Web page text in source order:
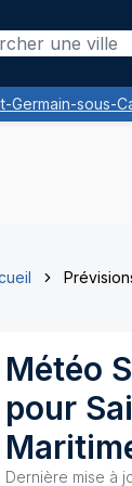
Germain-sous-
Météo
pour
Dernière mise à